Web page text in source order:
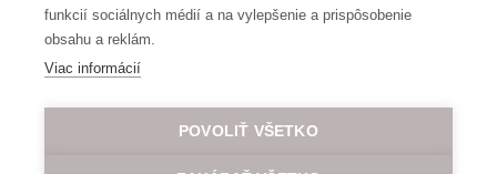
funkcií sociálnych médií a na vylepšenie a prispôsobenie
obsahu a reklám.
Viac informácií
POVOLIŤ VŠETKO